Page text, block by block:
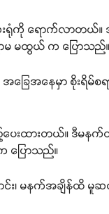
ရုံကို ရောက်လာတယ်။
မ မထွယ် က ပြောသည်။
အနေမှာ စိုးရိမ်စရ
ေးထားတယ်။ ဒီမန
ပြောသည်။
း၊ မနက်အချိန်ထိ မူ